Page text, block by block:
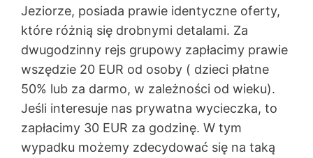
Jeziorze, posiada prawie identyczne oferty,
które różnią się drobnymi detalami. Za
dwugodzinny rejs grupowy zapłacimy prawie
wszędzie 20 EUR od osoby ( dzieci płatne
50% lub za darmo, w zależności od wieku).
Jeśli interesuje nas prywatna wycieczka, to
zapłacimy 30 EUR za godzinę. W tym
wypadku możemy zdecydować się na taką